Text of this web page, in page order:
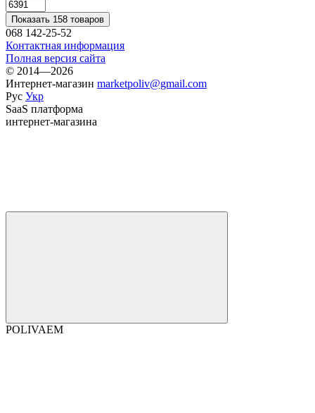
Показать 158 товаров
068 142-25-52
Контактная информация
Полная версия сайта
© 2014—2026
Интернет-магазин marketpoliv@gmail.com
Рус Укр
SaaS платформа
интернет-магазина
POLIVAEM